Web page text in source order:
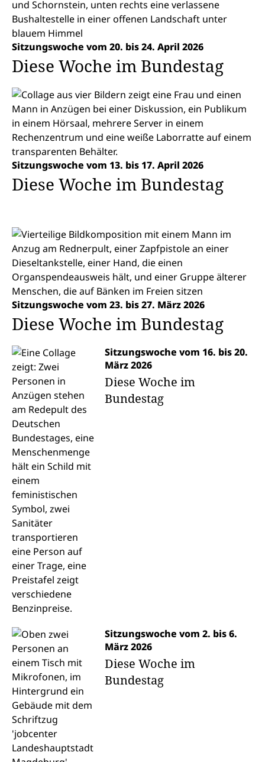
Sitzungswoche vom 20. bis 24. April 2026
Diese Woche im Bundestag
Sitzungswoche vom 13. bis 17. April 2026
Diese Woche im Bundestag
Sitzungswoche vom 23. bis 27. März 2026
Diese Woche im Bundestag
Sitzungswoche vom 16. bis 20.
März 2026
Diese Woche im
Bundestag
Sitzungswoche vom 2. bis 6.
März 2026
Diese Woche im
Bundestag